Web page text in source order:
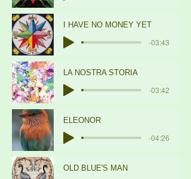
I HAVE NO MONEY YET
-03:43
LA NOSTRA STORIA
-03:42
ELEONOR
-04:26
OLD BLUE'S MAN